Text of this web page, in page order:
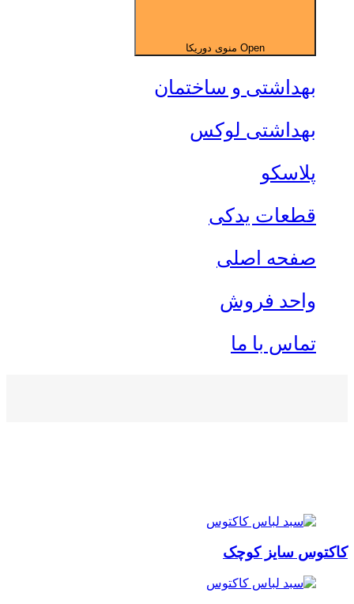
Open منوی دوریکا
بهداشتی و ساختمان
بهداشتی لوکس
پلاسکو
قطعات یدکی
صفحه اصلی
واحد فروش
تماس با ما
کاکتوس سایز کوچک